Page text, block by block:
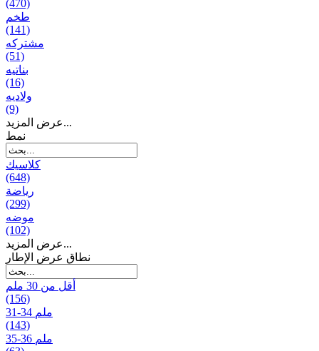
(470)
طخم
(141)
مشتركه
(51)
بناتیه
(16)
ولادیه
(9)
عرض المزيد...
نمط
كلاسيك
(648)
رياضة
(299)
موضه
(102)
عرض المزيد...
نطاق عرض الإطار
أقل من 30 ملم
(156)
31-34 ملم
(143)
35-36 ملم